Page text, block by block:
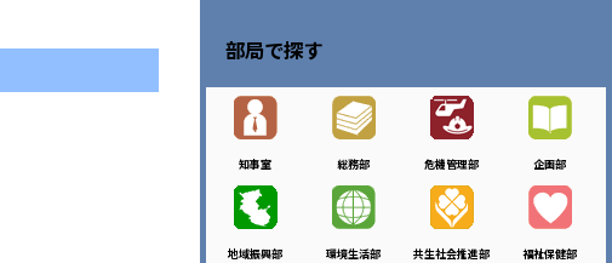
部局で探す
知事室 総務部 危機管理部 企画部
地域振興部 環境生活部 共生社会推進部 福祉保健部